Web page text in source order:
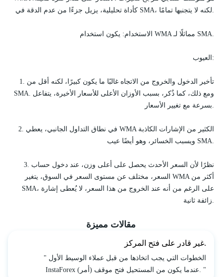
كأداة تحليلية، يزيل جزءًا من عدم الدقة في SMA، لكنه لا يتجنبها تمامًا.
الاستخدام: يكون استخدام WMA مماثلًا لـ SMA.
العيوب:
1. تأخير الدخول والخروج من الاتجاه غالبًا ما يكون كبيرًا، لكنه أقل من
SMA. ومع ذلك، كما ذُكر، بسبب الأوزان الأعلى للأسعار الأخيرة، يتفاعل
بسرعة مع تغيير الأسعار.
2. في نطاق التداول الجانبي، يعطي WMA الكثير من الإشارات الكاذبة
ويسبب الخسائر، وهو أيضًا عيب SMA.
3. نظرًا لأن السعر الأحدث يحصل على أعلى وزن، عند دخول حساب
السعر، مختلف عن مستوى السعر في السوق، يتغير WMA أكثر من
SMA، على الرغم من أنه عند الخروج من هذا السعر، لا يُعطى إشارة
زائفة ثانية.
مقالات مميزة
غير قادر على فتح المركز.
" الخطوات التي يجب اتخاذها من قبل عملاء الوسيط الأول
InstaForex عندما يكون من المستحيل فتح موقف (أمر). "